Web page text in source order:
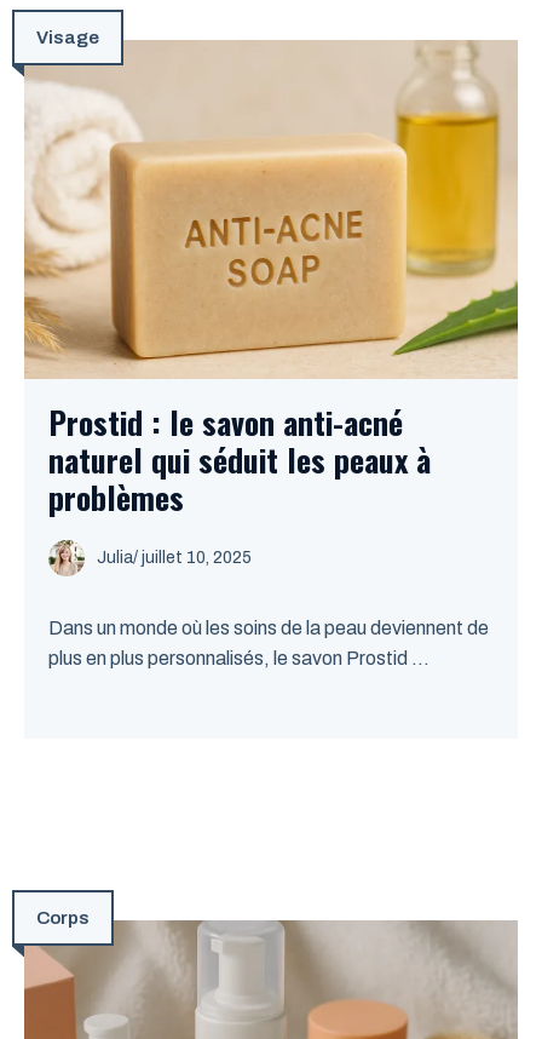
Visage
Prostid : le savon anti-acné
naturel qui séduit les peaux à
problèmes
Julia/ juillet 10, 2025
Dans un monde où les soins de la peau deviennent de
plus en plus personnalisés, le savon Prostid ...
Corps